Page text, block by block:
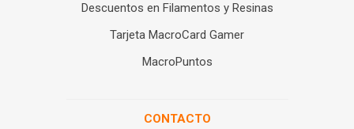
Descuentos en Filamentos y Resinas
Tarjeta MacroCard Gamer
MacroPuntos
CONTACTO